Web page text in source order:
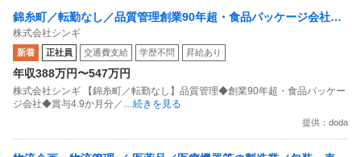
錦糸町／転勤なし／品質管理創業90年超・食品パッケージ会社賞
与4.9か月分／福利厚生充実
株式会社シンギ
新着 正社員 交通費支給 学歴不問 昇給あり
年収388万円〜547万円
株式会社シンギ 【錦糸町／転勤なし】品質管理◆創業90年超・食品パッケー
ジ会社◆賞与4.9か月分／ …続きを見る
提供：doda